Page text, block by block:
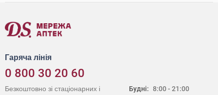
Гаряча лінія
0 800 30 20 60
Будні: 8:00 - 21:00
Безкоштовно зі стаціонарних і